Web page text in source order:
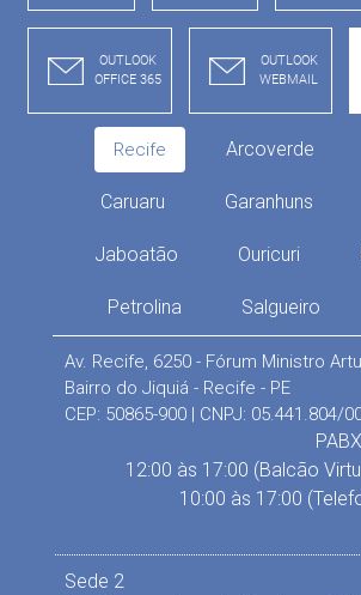
OUTLOOK
OFFICE 365
OUTLOOK
WEBMAIL
Recife Arcoverde
Caruaru Garanhuns
Jaboatão Ouricuri
Petrolina Salgueiro
Av. Recife, 6250 - Fórum Ministro
Bairro do Jiquiá - Recife - PE
CEP: 50865-900 | CNPJ: 05.441.804/
12:00 às 17:00 (Balcão
10:00 às 17:00
Sede 2